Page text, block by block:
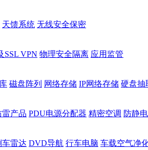
天馈系统 无线安全保密
SSL VPN 物理安全隔离 应用监管
磁盘阵列 网络存储 IP网络存储 硬盘抽
雷产品 PDU电源分配器 精密空调 防静
车雷达 DVD导航 行车电脑 车载空气净